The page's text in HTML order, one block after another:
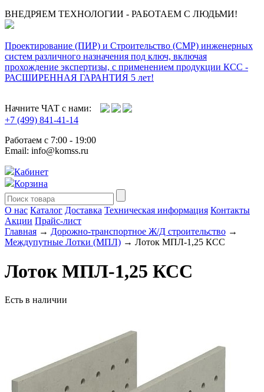
ВНЕДРЯЕМ ТЕХНОЛОГИИ - РАБОТАЕМ С ЛЮДЬМИ!
Проектирование (ПИР) и Cтроительство (СМР) инженерных
систем различного назначения под ключ, включая
прохождение экспертизы, с применением продукции КСС -
РАСШИРЕННАЯ ГАРАНТИЯ 5 лет!
Начните ЧАТ с нами:
+7 (499) 841-41-14
Работаем с 7:00 - 19:00
Email: info@komss.ru
Кабинет
Корзина
О нас Каталог Доставка Техническая информация Контакты
Акции Прайс-лист
Главная → Дорожно-транспортное Ж/Д строительство →
Междупутные Лотки (МПЛ) → Лоток МПЛ-1,25 КСС
Лоток МПЛ-1,25 КСС
Есть в наличии